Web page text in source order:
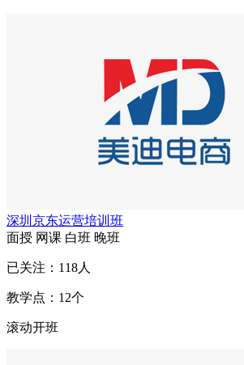
深圳京东运营培训班
面授 网课 白班 晚班
已关注： 118人
教学点： 12个
滚动开班